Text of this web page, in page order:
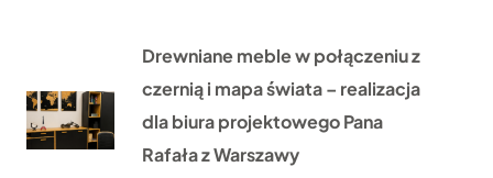
Drewniane meble w połączeniu z
czernią i mapa świata – realizacja
dla biura projektowego Pana
Rafała z Warszawy